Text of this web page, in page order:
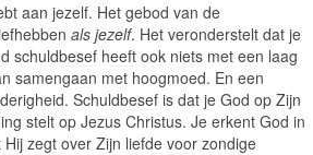
aan jezelf. Het gebod van de
als jezelf. Het veronderstelt dat je
schuldbesef heeft ook niets met een laag
samengaan met hoogmoed. En een
Schuldbesef is dat je God op Zijn
stelt op Jezus Christus. Je erkent God in
zegt over Zijn liefde voor zondige